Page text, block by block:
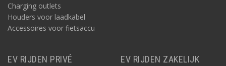
Charging outlets
Houders voor laadkabel
Accessoires voor fietsaccu
EV RIJDEN PRIVÉ EV RIJDEN ZAKELIJK